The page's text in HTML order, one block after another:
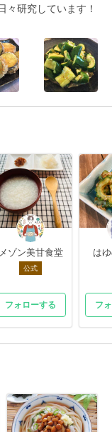
メゾン美甘食堂
公式
フォローする
は
フ